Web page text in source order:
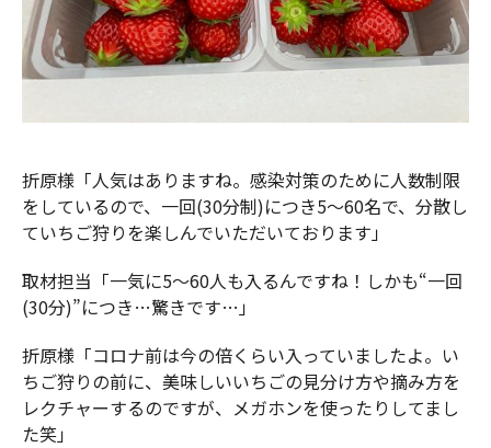
折原様「人気はありますね。感染対策のために人数制限
をしているので、一回(30分制)につき5～60名で、分散し
ていちご狩りを楽しんでいただいております」
取材担当「一気に5～60人も入るんですね！しかも“一回
(30分)”につき…驚きです…」
折原様「コロナ前は今の倍くらい入っていましたよ。い
ちご狩りの前に、美味しいいちごの見分け方や摘み方を
レクチャーするのですが、メガホンを使ったりしてまし
た笑」